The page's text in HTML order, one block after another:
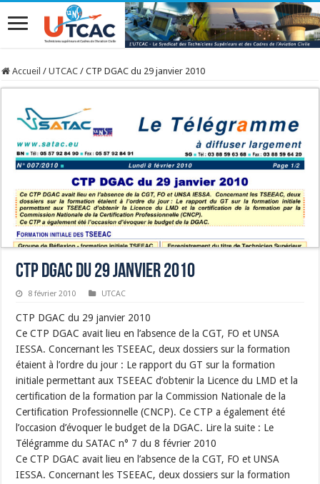
Accueil / UTCAC / CTP DGAC du 29 janvier 2010
CTP DGAC du 29 janvier 2010
8 février 2010 UTCAC
CTP DGAC du 29 janvier 2010
Ce CTP DGAC avait lieu en l’absence de la CGT, FO et UNSA
IESSA. Concernant les TSEEAC, deux dossiers sur la formation
étaient à l’ordre du jour : Le rapport du GT sur la formation
initiale permettant aux TSEEAC d’obtenir la Licence du LMD et la
certification de la formation par la Commission Nationale de la
Certification Professionnelle (CNCP). Ce CTP a également été
l’occasion d’évoquer le budget de la DGAC. Lire la suite : Le
Télégramme du SATAC n° 7 du 8 février 2010
Ce CTP DGAC avait lieu en l’absence de la CGT, FO et UNSA
IESSA. Concernant les TSEEAC, deux dossiers sur la formation